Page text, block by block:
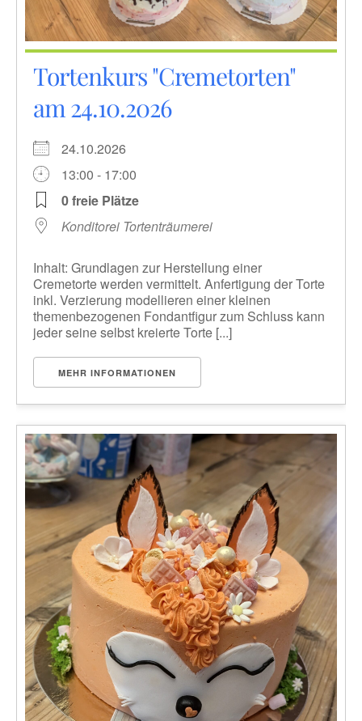
Tortenkurs "Cremetorten"
am 24.10.2026
24.10.2026
13:00 - 17:00
0 freie Plätze
Konditorei Tortenträumerei
Inhalt: Grundlagen zur Herstellung einer
Cremetorte werden vermittelt. Anfertigung der Torte
inkl. Verzierung modellieren einer kleinen
themenbezogenen Fondantfigur zum Schluss kann
jeder seine selbst kreierte Torte [...]
MEHR INFORMATIONEN